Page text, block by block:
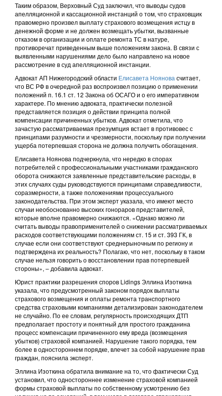
Таким образом, Верховный Суд заключил, что выводы судов
апелляционной и кассационной инстанций о том, что страховщик
правомерно произвел выплату страхового возмещения истцу в
денежной форме и не должен возмещать убытки, вызванные
отказом в организации и оплате ремонта ТС в натуре,
противоречат приведенным выше положениям закона. В связи с
выявленными нарушениями дело было направлено на новое
рассмотрение в суд апелляционной инстанции.
Адвокат АП Нижегородский области Елисавета Ноянова считает,
что ВС РФ в очередной раз воспроизвел позицию о применении
положений п. 16.1 ст. 12 Закона об ОСАГО и о его императивном
характере. По мнению адвоката, практически полезной
представляется позиция о действии принципа полной
компенсации причиненных убытков. Адвокат отметила, что
зачастую рассматриваемая презумпция встает в противовес с
принципами разумности и чрезмерности, поскольку при получении
ущерба потерпевшая сторона не должна получить обогащения.
Елисавета Ноянова подчеркнула, что нередко в спорах
потребителей с профессиональными участниками гражданского
оборота снижаются заявленные представительские расходы, в
этих случаях суды руководствуются принципами справедливости,
соразмерности, а также положениями процессуального
законодательства. При этом эксперт указала, что имеют место
случаи необоснованно высоких гонораров представителей,
которые вполне правомерно снижаются. «Однако можно ли
считать выводы правоприменителей о снижении рассматриваемых
расходов соответствующими положениям ст. 15 и ст. 393 ГК, в
случае если они соответствуют среднерыночным по региону и
подтверждена их реальность? Полагаю, что нет, поскольку в таком
случае нельзя говорить о восстановлении прав потерпевшей
стороны», – добавила адвокат.
Юрист практики разрешения споров Lidings Эллина Изоткина
указала, что предусмотренный законом порядок выплаты
страхового возмещения и оплаты ремонта транспортного
средства страховыми компаниями детализирован законодателем
не случайно. По ее словам, регулярность происходящих ДТП
предполагает простоту и понятный для простого гражданина
процесс компенсации причиненного ему вреда (возмещения
убытков) страховой компанией. Нарушение такого порядка, тем
более в одностороннем порядке, влечет за собой нарушение прав
граждан, пояснила эксперт.
Эллина Изоткина обратила внимание на то, что фактически Суд
установил, что одностороннее изменение страховой компанией
формы страховой выплаты по собственному усмотрению без